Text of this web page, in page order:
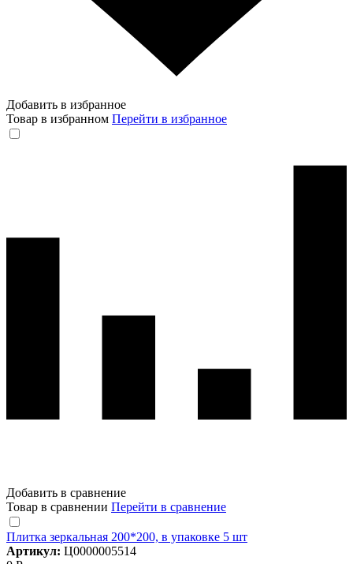
Добавить в избранное
Товар в избранном Перейти в избранное
Добавить в сравнение
Товар в сравнении Перейти в сравнение
Плитка зеркальная 200*200, в упаковке 5 шт
Артикул: Ц0000005514